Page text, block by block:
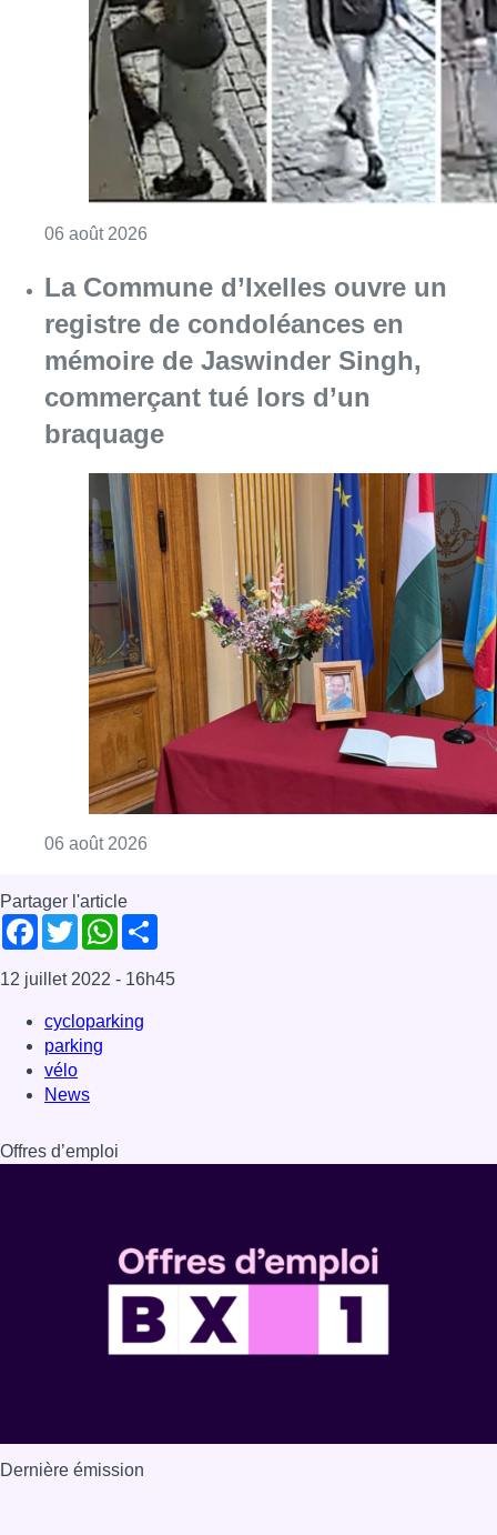
06 août 2026
La Commune d’Ixelles ouvre un
registre de condoléances en
mémoire de Jaswinder Singh,
commerçant tué lors d’un
braquage
06 août 2026
Partager l'article
Facebook
TwitterWhatsApp
12 juillet 2022 - 16h45
cycloparking
parking
vélo
News
Offres d’emploi
Dernière émission